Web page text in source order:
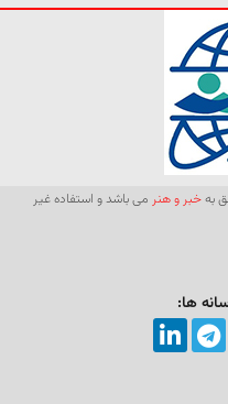
بهخبر و هنر می باشد و استفاده غیر
ها: